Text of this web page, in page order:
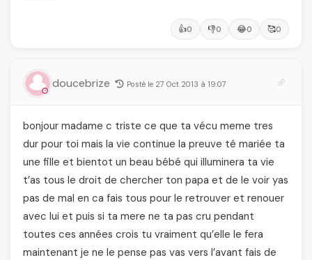
👍0 👎0 😂0 🥰0
doucebrize Posté le 27 Oct 2013 à 19:07
bonjour madame c triste ce que ta vécu meme tres
dur pour toi mais la vie continue la preuve té mariée ta
une fille et bientot un beau bébé qui illuminera ta vie
t’as tous le droit de chercher ton papa et de le voir yas
pas de mal en ca fais tous pour le retrouver et renouer
avec lui et puis si ta mere ne ta pas cru pendant
toutes ces années crois tu vraiment qu’elle le fera
maintenant je ne le pense pas vas vers l’avant fais de